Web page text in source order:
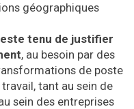
géographiques
tenu de justifier
, au besoin par des
de poste
tant au sein de
sein des entreprises